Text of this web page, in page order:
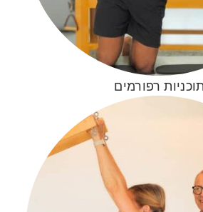
תוכניות רפורמים